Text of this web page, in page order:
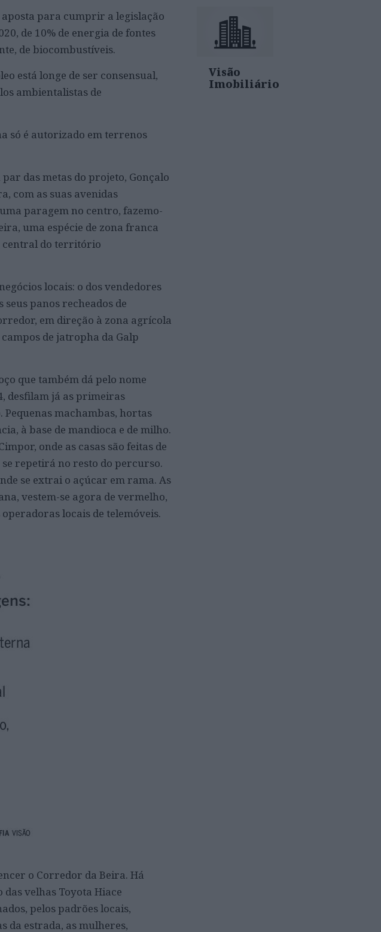
para cumprir a legislação
de 10% de energia de fontes
de biocombustíveis.
está longe de ser consensual,
ambientalistas de
só é autorizado em terrenos
das metas do projeto, Gonçalo
com as suas avenidas
paragem no centro, fazemo-
uma espécie de zona franca
central do território
locais: o dos vendedores
seus panos recheados de
em direção à zona agrícola
de jatropha da Galp
que também dá pelo nome
desfilam já as primeiras
machambas, hortas
à base de mandioca e de milho.
onde as casas são feitas de
repetirá no resto do percurso.
se extrai o açúcar em rama. As
vestem-se agora de vermelho,
locais de telemóveis.
o Corredor da Beira. Há
velhas Toyota Hiace
pelos padrões locais,
da estrada, as mulheres,
Visão
Imobiliário